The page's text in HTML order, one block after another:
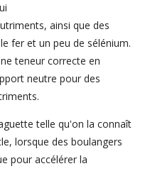
ainsi que des
fer et un peu de sélénium.
teneur correcte en
neutre pour des
telle qu'on la connaît
lorsque des boulangers
pour accélérer la